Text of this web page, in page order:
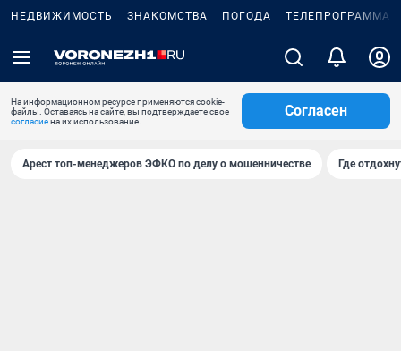
НЕДВИЖИМОСТЬ ЗНАКОМСТВА ПОГОДА ТЕЛЕПРОГРАММА
На информационном ресурсе применяются cookie-
файлы. Оставаясь на сайте, вы подтверждаете свое
согласиена их использование.
Согласен
Арест топ-менеджеров ЭФКО по делу о мошенничестве Где